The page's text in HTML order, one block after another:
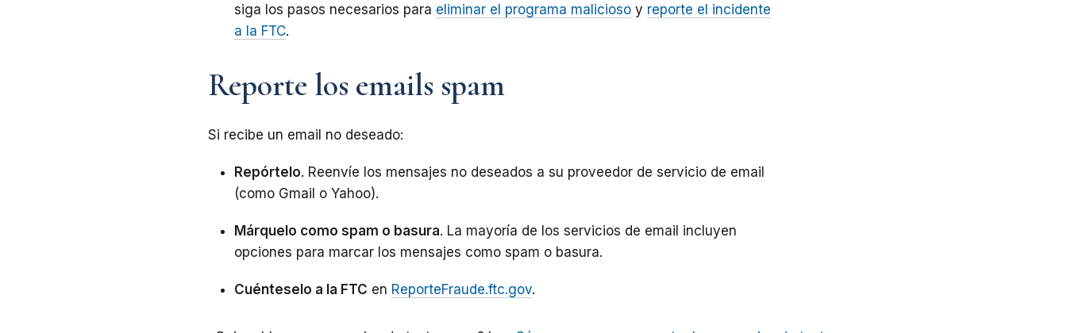
siga los pasos necesarios para eliminar el programa malicioso y reporte el incidente
a la FTC.
Reporte los emails spam
Si recibe un email no deseado:
Repórtelo. Reenvíe los mensajes no deseados a su proveedor de servicio de email
(como Gmail o Yahoo).
Márquelo como spam o basura. La mayoría de los servicios de email incluyen
opciones para marcar los mensajes como spam o basura.
Cuénteselo a la FTC en ReporteFraude.ftc.gov.